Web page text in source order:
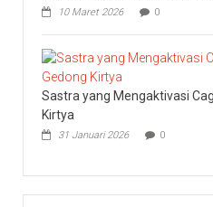
10 Maret 2026 0
Sastra yang Mengaktivasi
Kirtya
31 Januari 2026 0